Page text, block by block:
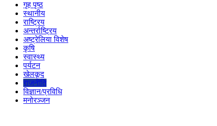
गृह पृष्ठ
स्थानीय
राष्ट्रिय
अन्तर्राष्ट्रिय
अष्ट्रेलिया विशेष
कृषि
स्वास्थ्य
पर्यटन
खेलकूद
राजनीति
विज्ञान/प्रविधि
मनोरञ्जन